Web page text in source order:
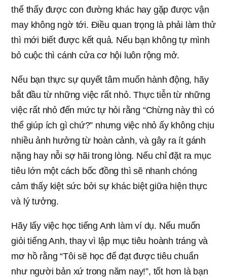
thể thấy được con đường khác hay gặp được vận
may không ngờ tới. Điều quan trọng là phải làm thử
thì mới biết được kết quả. Nếu bạn không tự mình
bỏ cuộc thì cánh cửa cơ hội luôn rộng mở.
Nếu bạn thực sự quyết tâm muốn hành động, hãy
bắt đầu từ những việc rất nhỏ. Thực tiễn từ những
việc rất nhỏ đến mức tự hỏi rằng “Chừng này thì có
thể giúp ích gì chứ?” nhưng việc nhỏ ấy không chịu
nhiều ảnh hưởng từ hoàn cảnh, và gây ra ít gánh
nặng hay nỗi sợ hãi trong lòng. Nếu chỉ đặt ra mục
tiêu lớn một cách bốc đồng thì sẽ nhanh chóng
cảm thấy kiệt sức bởi sự khác biệt giữa hiện thực
và lý tưởng.
Hãy lấy việc học tiếng Anh làm ví dụ. Nếu muốn
giỏi tiếng Anh, thay vì lập mục tiêu hoành tráng và
mơ hồ rằng “Tôi sẽ học để đạt được tiêu chuẩn
như người bản xứ trong năm nay!”, tốt hơn là bạn